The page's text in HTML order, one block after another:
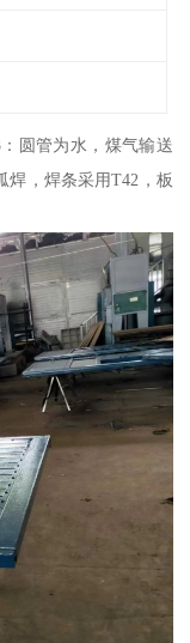
圆管为水，煤气输送
焊，焊条采用T42，板